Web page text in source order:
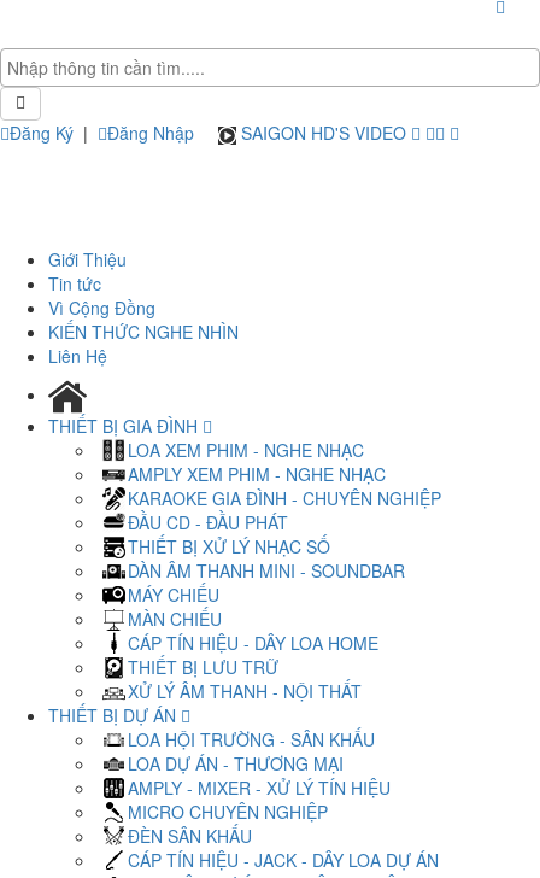
Đăng Ký | Đăng Nhập SAIGON HD'S VIDEO
Giới Thiệu
Tin tức
Vì Cộng Đồng
KIẾN THỨC NGHE NHÌN
Liên Hệ
THIẾT BỊ GIA ĐÌNH
LOA XEM PHIM - NGHE NHẠC
AMPLY XEM PHIM - NGHE NHẠC
KARAOKE GIA ĐÌNH - CHUYÊN NGHIỆP
ĐẦU CD - ĐẦU PHÁT
THIẾT BỊ XỬ LÝ NHẠC SỐ
DÀN ÂM THANH MINI - SOUNDBAR
MÁY CHIẾU
MÀN CHIẾU
CÁP TÍN HIỆU - DÂY LOA HOME
THIẾT BỊ LƯU TRỮ
XỬ LÝ ÂM THANH - NỘI THẤT
THIẾT BỊ DỰ ÁN
LOA HỘI TRƯỜNG - SÂN KHẤU
LOA DỰ ÁN - THƯƠNG MẠI
AMPLY - MIXER - XỬ LÝ TÍN HIỆU
MICRO CHUYÊN NGHIỆP
ĐÈN SÂN KHẤU
CÁP TÍN HIỆU - JACK - DÂY LOA DỰ ÁN